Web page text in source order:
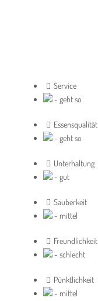
Service
- geht so
Essensqualität
- geht so
Unterhaltung
- gut
Sauberkeit
- mittel
Freundlichkeit
- schlecht
Pünktlichkeit
- mittel